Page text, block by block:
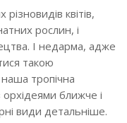
квітів,
рослин, і
І недарма, адже
такою
наша тропічна
ближче і
види детальніше.